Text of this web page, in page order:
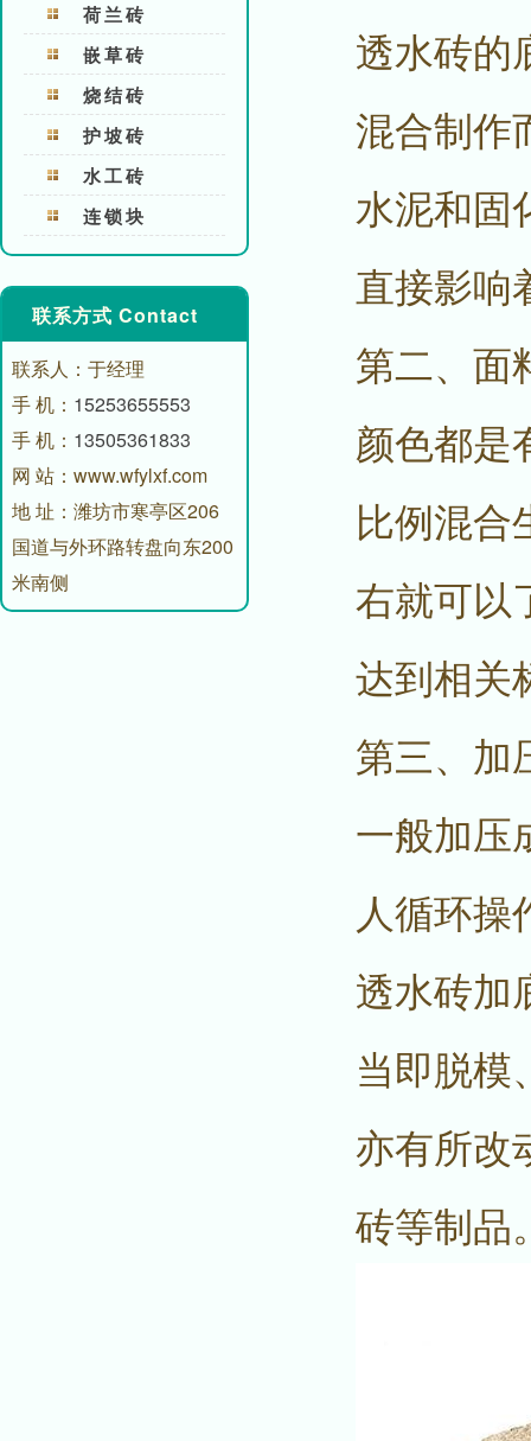
荷兰砖
嵌草砖
烧结砖
护坡砖
水工砖
连锁块
联系方式 Contact
联系人：于经理
手 机： 15253655553
手 机： 13505361833
网 站：www.wfylxf.com
地 址：潍坊市寒亭区206
国道与外环路转盘向东200
米南侧
透水砖的
混合制作
水泥和固
直接影响
第二、面
颜色都是
比例混合
右就可以
达到相关
第三、加
一般加压
人循环
透水砖加
当即脱模
亦有所改
砖等制品